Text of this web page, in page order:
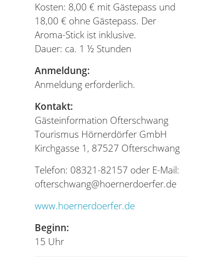
Kosten: 8,00 € mit Gästepass und
18,00 € ohne Gästepass. Der
Aroma-Stick ist inklusive.
Dauer: ca. 1 ½ Stunden
Anmeldung:
Anmeldung erforderlich.
Kontakt:
Gästeinformation Ofterschwang
Tourismus Hörnerdörfer GmbH
Kirchgasse 1, 87527 Ofterschwang
Telefon: 08321-82157 oder E-Mail:
ofterschwang@hoernerdoerfer.de
www.hoernerdoerfer.de
Beginn:
15 Uhr